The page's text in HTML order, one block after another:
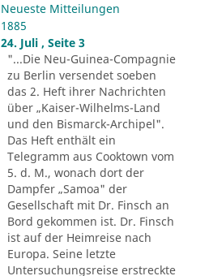
Neueste Mitteilungen
1885
24. Juli , Seite 3
"...Die Neu-Guinea-Compagnie
zu Berlin versendet soeben
das 2. Heft ihrer Nachrichten
über „Kaiser-Wilhelms-Land
und den Bismarck-Archipel".
Das Heft enthält ein
Telegramm aus Cooktown vom
5. d. M., wonach dort der
Dampfer „Samoa" der
Gesellschaft mit Dr. Finsch an
Bord gekommen ist. Dr. Finsch
ist auf der Heimreise nach
Europa. Seine letzte
Untersuchungsreise erstreckte